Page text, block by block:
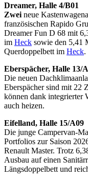
Dreamer, Halle 4/B01
Zwei neue
französischen Rapido
Dreamer Fun D 68 mit
im Heck sowie den 5,41
Querdoppelbett im Heck.
Eberspächer, Halle 13/
Die neuen
Eberspächer sind mit 22
können dank integrierter
auch heizen.
Eifelland, Halle 15/A09
Die junge Campervan-
Portfolios zur Saison
Renault Master. Trotz
Ausbau auf einen
Längsdoppelbett und